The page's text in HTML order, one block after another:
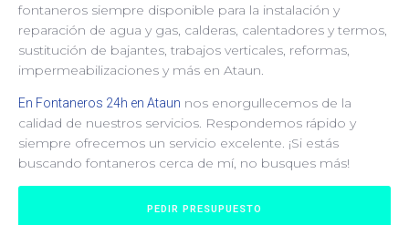
fontaneros siempre disponible para la instalación y
reparación de agua y gas, calderas, calentadores y termos,
sustitución de bajantes, trabajos verticales, reformas,
impermeabilizaciones y más en Ataun.
En Fontaneros 24h en Ataun nos enorgullecemos de la
calidad de nuestros servicios. Respondemos rápido y
siempre ofrecemos un servicio excelente. ¡Si estás
buscando fontaneros cerca de mí, no busques más!
PEDIR PRESUPUESTO